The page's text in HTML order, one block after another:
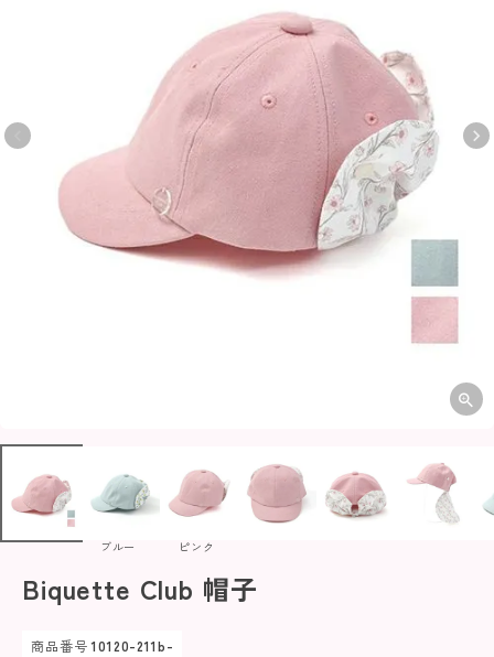
ブルー ピンク
Biquette Club 帽子
商品番号 10120-211b-